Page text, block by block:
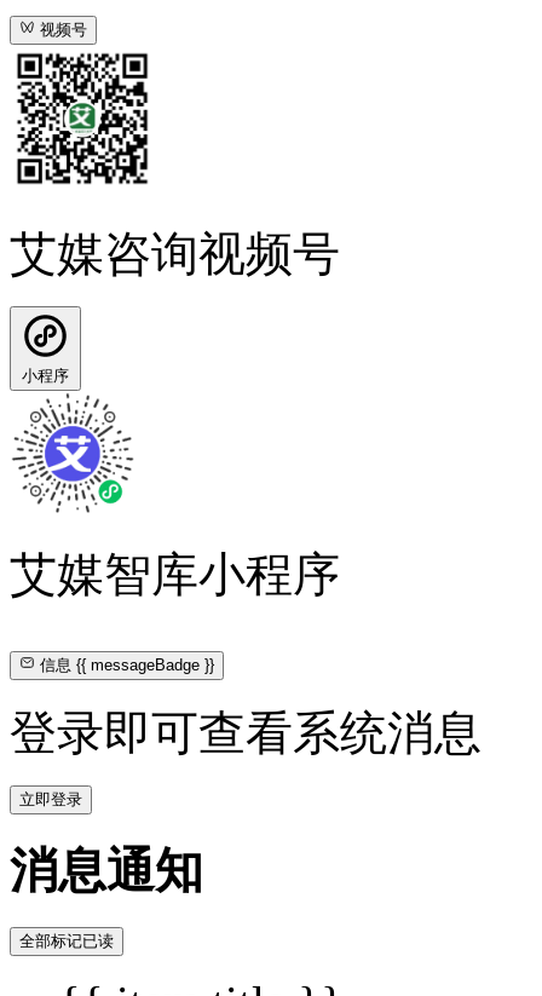
视频号
艾媒咨询视频号
小程序
艾媒智库小程序
信息{{ messageBadge }}
登录即可查看系统消息
立即登录
消息通知
全部标记已读